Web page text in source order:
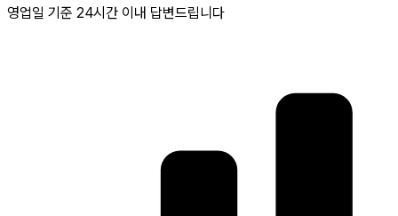
영업일 기준 24시간 이내 답변드립니다